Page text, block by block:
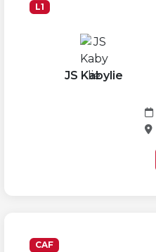
L1
JS Kabylie
CAF